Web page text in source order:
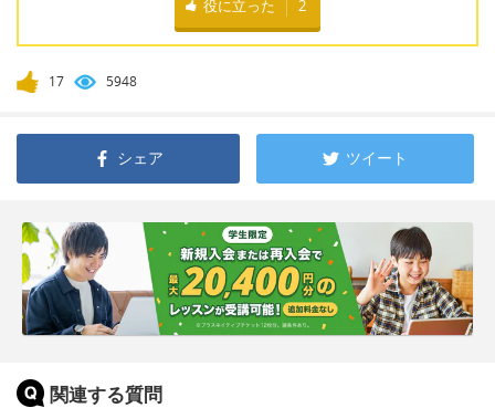
役に立った 2
17 5948
シェア ツイート
関連する質問